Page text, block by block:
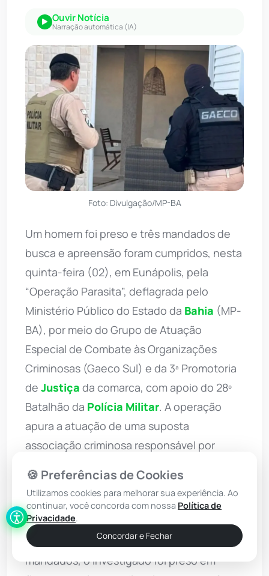
Ouvir Notícia
Narração automática (IA)
Foto: Divulgação/MP-BA
Um homem foi preso e três mandados de
busca e apreensão foram cumpridos, nesta
quinta-feira (02), em Eunápolis, pela
“Operação Parasita”, deflagrada pelo
Ministério Público do Estado da Bahia (MP-
BA), por meio do Grupo de Atuação
Especial de Combate às Organizações
Criminosas (Gaeco Sul) e da 3ª Promotoria
de Justiça da comarca, com apoio do 28º
Batalhão da Polícia Militar. A operação
apura a atuação de uma suposta
associação criminosa responsável por
gestão do Hospital Geral de Eunápolis
(HGE). Os mandados foram expedidos pelo
Juízo da Vara Criminal da Comarca de
Eunápolis. Durante o cumprimento dos
mandados, o investigado foi preso em
🍪 Preferências de Cookies
Utilizamos cookies para melhorar sua experiência. Ao
continuar, você concorda com nossa Política de
Privacidade.
Concordar e Fechar